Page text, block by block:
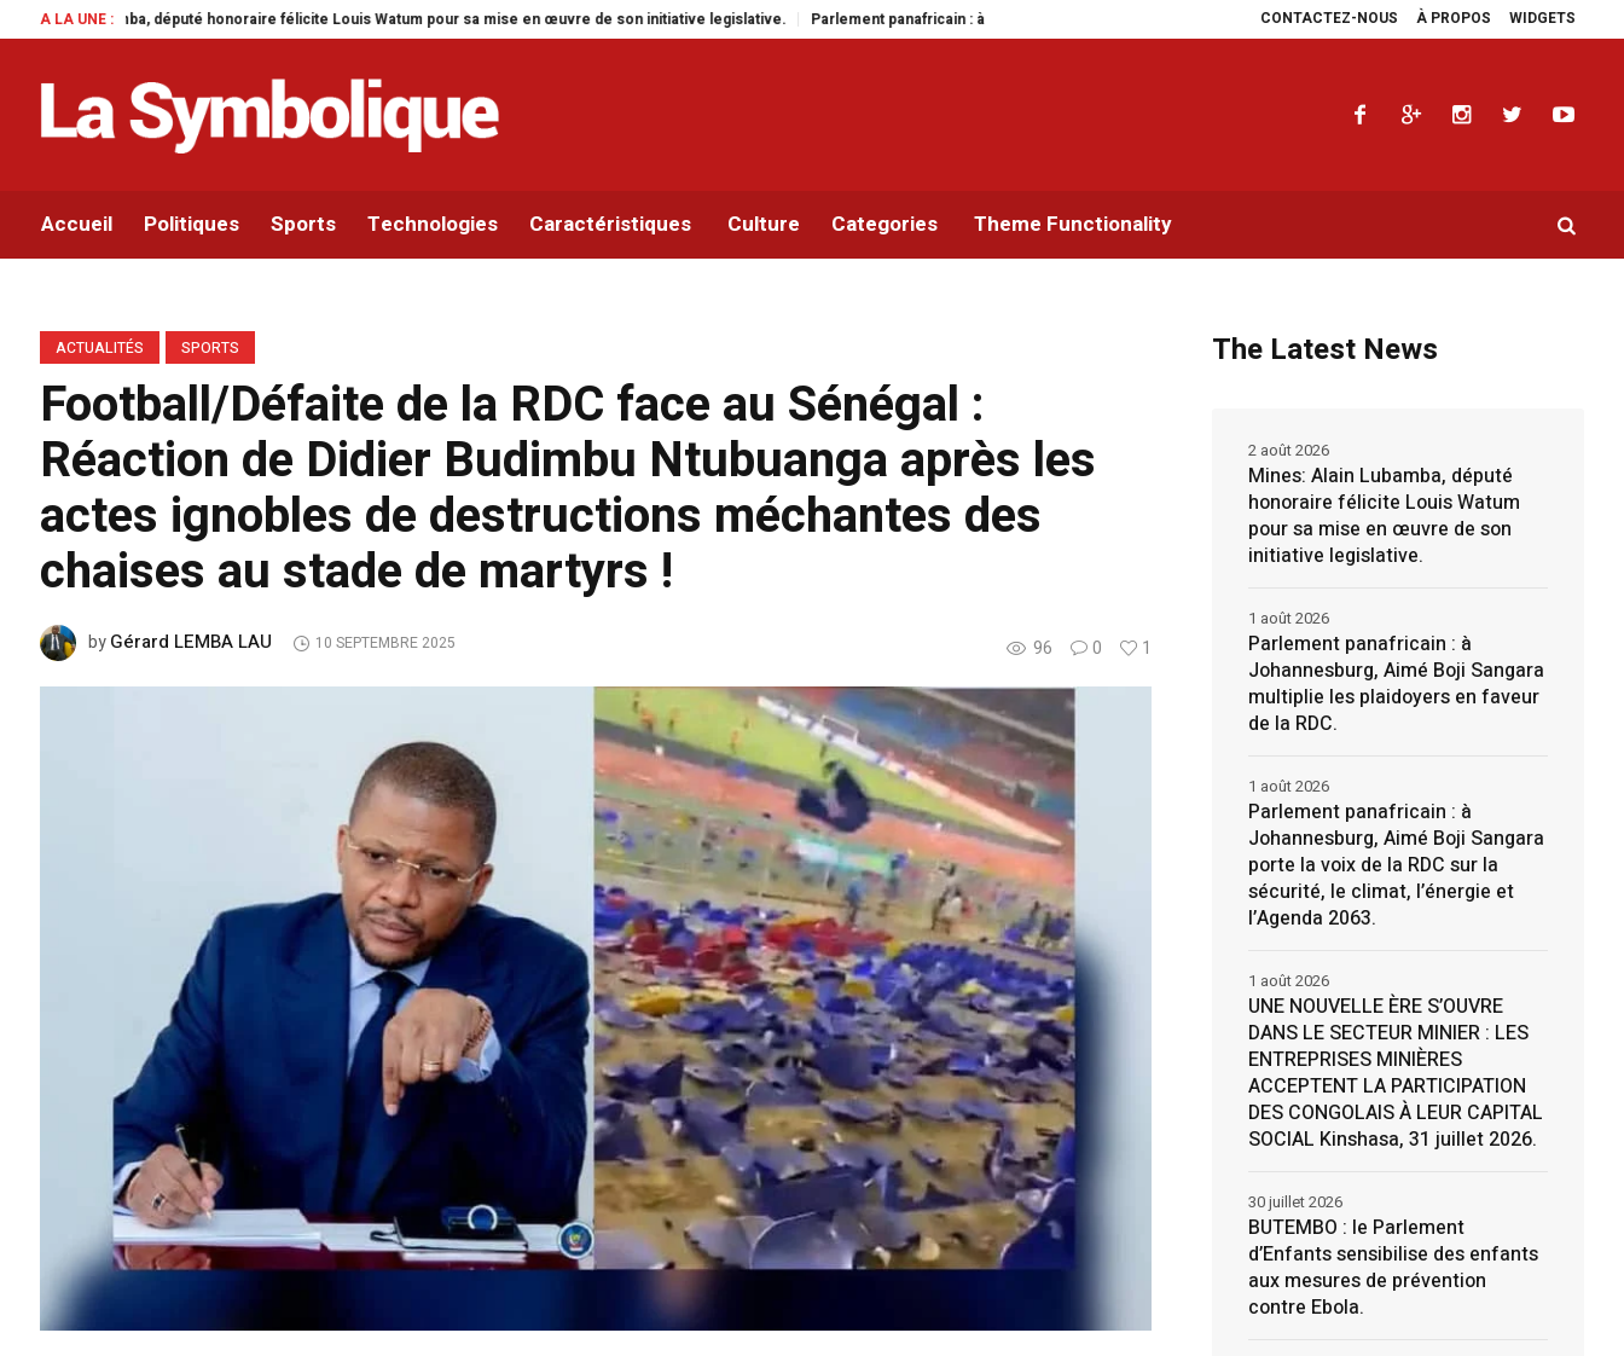
CONTACTEZ-NOUS À PROPOS WIDGETS
A LA UNE :
félicite Louis Watum pour sa mise en œuvre de son initiative legislative. Parlement panafricain : à Johannesburg, Aimé Boji Sangara multiplie les plaidoyers en faveur de la RDC. Parlement panafricain : à
Accueil Politiques Sports Technologies Caractéristiques Culture Categories Theme Functionality
ACTUALITÉS SPORTS
Football/Défaite de la RDC face au Sénégal :
Réaction de Didier Budimbu Ntubuanga après les
actes ignobles de destructions méchantes des
chaises au stade de martyrs !
96 0 1
byGérard LEMBA LAU 10 SEPTEMBRE 2025
The Latest News
Mines: Alain Lubamba, député
honoraire félicite Louis Watum
pour sa mise en œuvre de son
initiative legislative.
2 août 2026
Parlement panafricain : à
Johannesburg, Aimé Boji Sangara
multiplie les plaidoyers en faveur
de la RDC.
1 août 2026
Parlement panafricain : à
Johannesburg, Aimé Boji Sangara
porte la voix de la RDC sur la
sécurité, le climat, l’énergie et
l’Agenda 2063.
1 août 2026
UNE NOUVELLE ÈRE S’OUVRE
DANS LE SECTEUR MINIER : LES
ENTREPRISES MINIÈRES
ACCEPTENT LA PARTICIPATION
DES CONGOLAIS À LEUR CAPITAL
SOCIAL Kinshasa, 31 juillet 2026.
1 août 2026
BUTEMBO : le Parlement
d’Enfants sensibilise des enfants
aux mesures de prévention
contre Ebola.
30 juillet 2026